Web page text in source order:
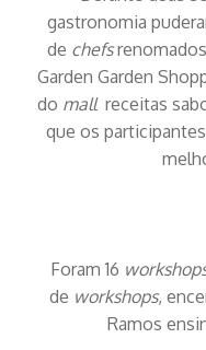
gastronomia
de chefs
Garden Garden
do mall receitas
que os
Foram 16
de workshops,
Ramos